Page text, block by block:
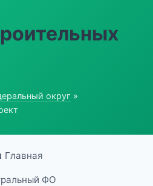
округ »
Главная
ФО